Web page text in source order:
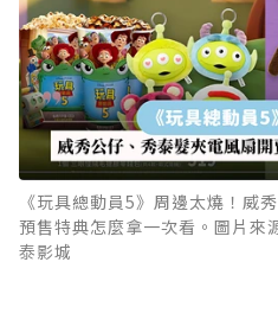
《玩具總動員5》周邊太燒！威
預售特典怎麼拿一次看。圖片來
泰影城